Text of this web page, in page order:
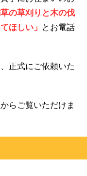
の草刈りと木の伐
ほしい」 とお電話
正式にご依頼いた
からご覧いただけま